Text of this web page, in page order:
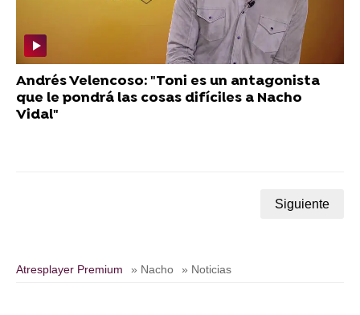
Andrés Velencoso: "Toni es un antagonista
que le pondrá las cosas difíciles a Nacho
Vidal"
Siguiente
Atresplayer Premium » Nacho » Noticias